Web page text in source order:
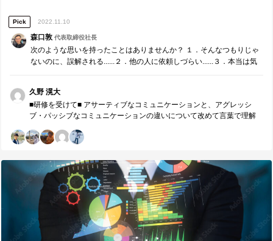
Pick 2022.11.10
森口敦代表取締役社長
次のような思いを持ったことはありませんか？ １．そんなつもりじゃ
ないのに、誤解される......２．他の人に依頼しづらい......３．本当は気
久野 滉大
■研修を受けて■ アサーティブなコミュニケーションと、アグレッシ
ブ・パッシブなコミュニケーションの違いについて改めて言葉で理解
とであるように見えながらも本質を突いたものが多かった。特に、聞
どうかという点であったり、非言語的メッセージには姿勢等も含まれ
たりすることは本日新たに気づいた学びで、すぐに改善できると感じ
た。 ■今後に向けて■ 本日の最後のケースでは、「期待しているメンバ
ーに重要度の高い依頼をおろそうとしているものの、本人が自信がな
く受け入れない」というような状況でのアサーティブなコミュニケー
ションの実践だったが、本当にすごく活かせることが多かった。川瀬
さんが伝えてくださった、Iメッセージの効果や、提案・具体性のある
提示をしたとしても相手は納得しているとは限らないこと、非言語的